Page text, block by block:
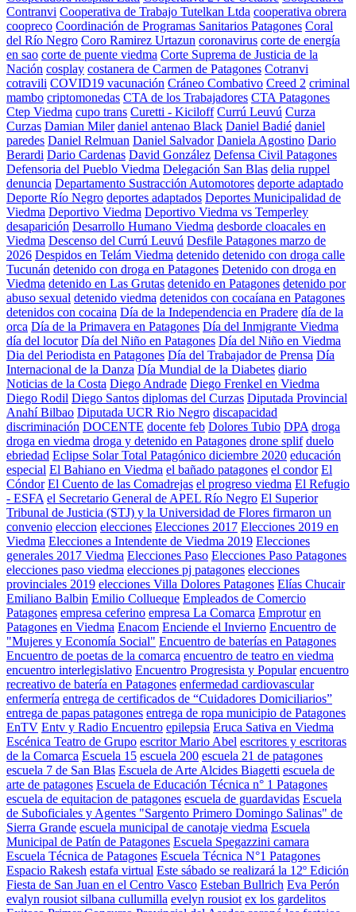
Contranvi Cooperativa de Trabajo Tutelkan Ltda cooperativa obrera
coopreco Coordinación de Programas Sanitarios Patagones Coral
del Río Negro Coro Ramirez Urtazun coronavirus corte de energía
en sao corte de puente viedma Corte Suprema de Justicia de la
Nación cosplay costanera de Carmen de Patagones Cotranvi
cotravili COVID19 vacunación Cráneo Combativo Creed 2 criminal
mambo criptomonedas CTA de los Trabajadores CTA Patagones
Ctep Viedma cupo trans Curetti - Kiciloff Currú Leuvú Curza
Curzas Damian Miler daniel antenao Black Daniel Badié daniel
paredes Daniel Relmuan Daniel Salvador Daniela Agostino Dario
Berardi Dario Cardenas David González Defensa Civil Patagones
Defensoria del Pueblo Viedma Delegación San Blas delia ruppel
denuncia Departamento Sustracción Automotores deporte adaptado
Deporte Río Negro deportes adaptados Deportes Municipalidad de
Viedma Deportivo Viedma Deportivo Viedma vs Temperley
desaparición Desarrollo Humano Viedma desborde cloacales en
Viedma Descenso del Currú Leuvú Desfile Patagones marzo de
2026 Despidos en Telám Viedma detenido detenido con droga calle
Tucunán detenido con droga en Patagones Detenido con droga en
Viedma detenido en Las Grutas detenido en Patagones detenido por
abuso sexual detenido viedma detenidos con cocaíana en Patagones
detenidos con cocaina Día de la Independencia en Pradere día de la
orca Día de la Primavera en Patagones Día del Inmigrante Viedma
día del locutor Día del Niño en Patagones Día del Niño en Viedma
Dia del Periodista en Patagones Día del Trabajador de Prensa Día
Internacional de la Danza Día Mundial de la Diabetes diario
Noticias de la Costa Diego Andrade Diego Frenkel en Viedma
Diego Rodil Diego Santos diplomas del Curzas Diputada Provincial
Anahí Bilbao Diputada UCR Rio Negro discapacidad
discriminación DOCENTE docente feb Dolores Tubio DPA droga
droga en viedma droga y detenido en Patagones drone splif duelo
ebriedad Eclipse Solar Total Patagónico diciembre 2020 educación
especial El Bahiano en Viedma el bañado patagones el condor El
Cóndor El Cuento de las Comadrejas el progreso viedma El Refugio
- ESFA el Secretario General de APEL Río Negro El Superior
Tribunal de Justicia (STJ) y la Universidad de Flores firmaron un
convenio eleccion elecciones Elecciones 2017 Elecciones 2019 en
Viedma Elecciones a Intendente de Viedma 2019 Elecciones
generales 2017 Viedma Elecciones Paso Elecciones Paso Patagones
elecciones paso viedma elecciones pj patagones elecciones
provinciales 2019 elecciones Villa Dolores Patagones Elías Chucair
Emiliano Balbin Emilio Collueque Empleados de Comercio
Patagones empresa ceferino empresa La Comarca Emprotur en
Patagones en Viedma Enacom Enciende el Invierno Encuentro de
"Mujeres y Economía Social" Encuentro de baterías en Patagones
Encuentro de poetas de la comarca encuentro de teatro en viedma
encuentro interlegislativo Encuentro Progresista y Popular encuentro
recreativo de batería en Patagones enfermedad cardiovascular
enfermería entrega de certificados de “Cuidadores Domiciliarios”
entrega de papas patagones entrega de ropa municipio de Patagones
EnTV Entv y Radio Encuentro epilepsia Eruca Sativa en Viedma
Escénica Teatro de Grupo escritor Mario Abel escritores y escritoras
de la Comarca Escuela 15 escuela 200 escuela 21 de patagones
escuela 7 de San Blas Escuela de Arte Alcides Biagetti escuela de
arte de patagones Escuela de Educación Técnica n° 1 Patagones
escuela de equitacion de patagones escuela de guardavidas Escuela
de Suboficiales y Agentes "Sargento Primero Domingo Salinas" de
Sierra Grande escuela municipal de canotaje viedma Escuela
Municipal de Patín de Patagones Escuela Spegazzini camara
Escuela Técnica de Patagones Escuela Técnica N°1 Patagones
Espacio Rakesh estafa virtual Este sábado se realizará la 12º Edición
Fiesta de San Juan en el Centro Vasco Esteban Bullrich Eva Perón
evalyn rousiot silbana cullumilla evelyn rousiot ex los gardelitos